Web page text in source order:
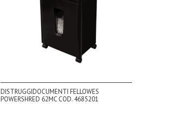
DISTRUGGIDOCUMENTI FELLOWES
POWERSHRED 62MC COD. 4685201